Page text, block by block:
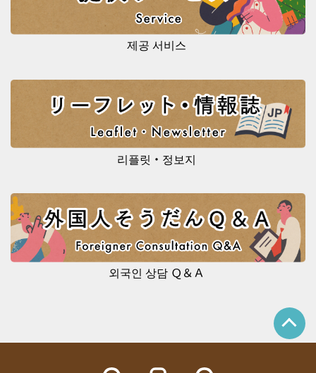
제공 서비스
리플릿・정보지
외국인 상담 Ｑ＆Ａ